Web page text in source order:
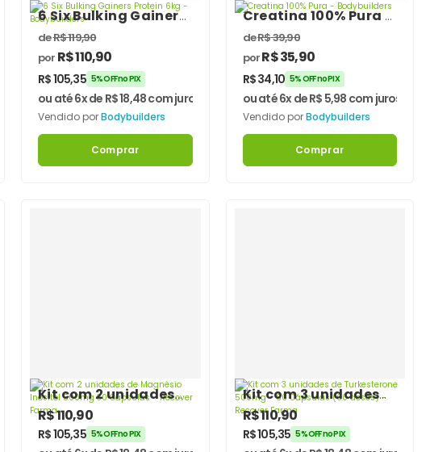
6 Six Bulking Gainers
Protein 6kg –
Bodybuilders
deR$119,90
por R$110,90
R$105,35 5% OFF no PIX
ou até 6x de R$18,48com juros
Vendido porBodybuilders
Comprar
Creatina 100% Pura –
Bodybuilders
deR$39,90
porR$35,90
R$34,10 5% OFF no PIX
ou até 6x deR$ 5,98 com juros
Vendido por Bodybuilders
Comprar
Kit com 2 unidades
de Magnésio Inositol
500mg 30 Cápsulas –
Recover Farma
R$110,90
R$105,35 5% OFF no PIX
Kit com 3 unidades
de Turkesterone
500mg – 60
Cápsulas (60 doses)
R$110,90
R$105,35 5% OFF no PIX